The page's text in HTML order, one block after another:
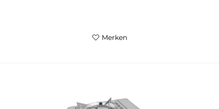
Merken